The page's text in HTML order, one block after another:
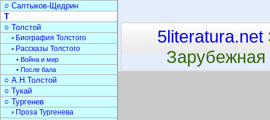
○ Салтыков-Щедрин
Т
○ Толстой
▫ Биография Толстого
▫ Рассказы Толстого
• Война и мир
• После бала
○ А.Н.Толстой
○ Тукай
○ Тургенев
▫ Проза Тургенева
5literatura.net
Зарубежная